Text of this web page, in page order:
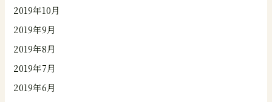
2019年10月
2019年9月
2019年8月
2019年7月
2019年6月